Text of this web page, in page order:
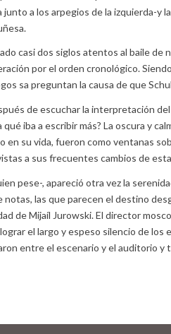
a los arpegios de la izquierda-
casi dos siglos atentos al baile
por el orden cronológico.
sa preguntan la causa de que
de escuchar la interpretación
iba a escribir más? La oscura y
su vida, fueron como ventanas
a sus frecuentes cambios de
pese-, apareció otra vez la
las que parecen el destino
de Mijaíl Jurowski. El director
el largo y espeso silencio de
entre el escenario y el auditorio